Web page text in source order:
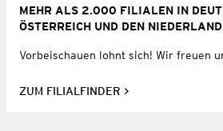
MEHR ALS 2.000 FILIALEN IN
ÖSTERREICH UND DEN
Vorbeischauen lohnt sich! Wir freuen
ZUM FILIALFINDER